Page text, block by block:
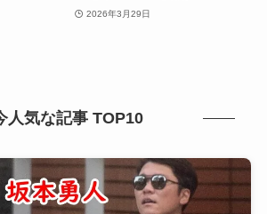
2026年3月29日
人気な記事 TOP10